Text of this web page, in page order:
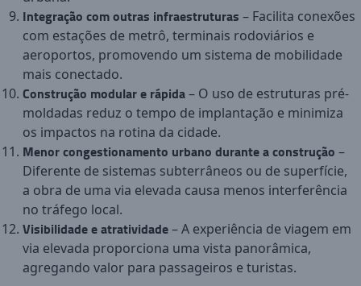
Integração com outras infraestruturas – Facilita conexões
com estações de metrô, terminais rodoviários e
aeroportos, promovendo um sistema de mobilidade
mais conectado.
Construção modular e rápida– O uso de estruturas pré-
moldadas reduz o tempo de implantação e minimiza
os impactos na rotina da cidade.
Menor congestionamento urbano durante a construção –
Diferente de sistemas subterrâneos ou de superfície,
a obra de uma via elevada causa menos interferência
no tráfego local.
Visibilidade e atratividade– A experiência de viagem em
via elevada proporciona uma vista panorâmica,
agregando valor para passageiros e turistas.